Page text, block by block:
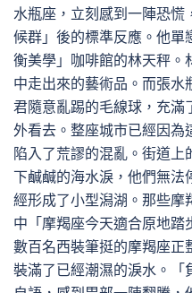
水瓶座，立刻感到一陣恐慌
候群」後的標準反應。他單
衡美學」咖啡館的林天秤。
中走出來的藝術品。而張
君隨意亂踢的毛線球，充滿
外看去。整座城市已經因為
陷入了荒謬的混亂。街道
下鹹鹹的海水淚，他們無法
經形成了小型潟湖。那些摩
中「摩羯座今天適合原地踏
數百名西裝筆挺的摩羯座正
裝滿了已經潮濕的淚水。「